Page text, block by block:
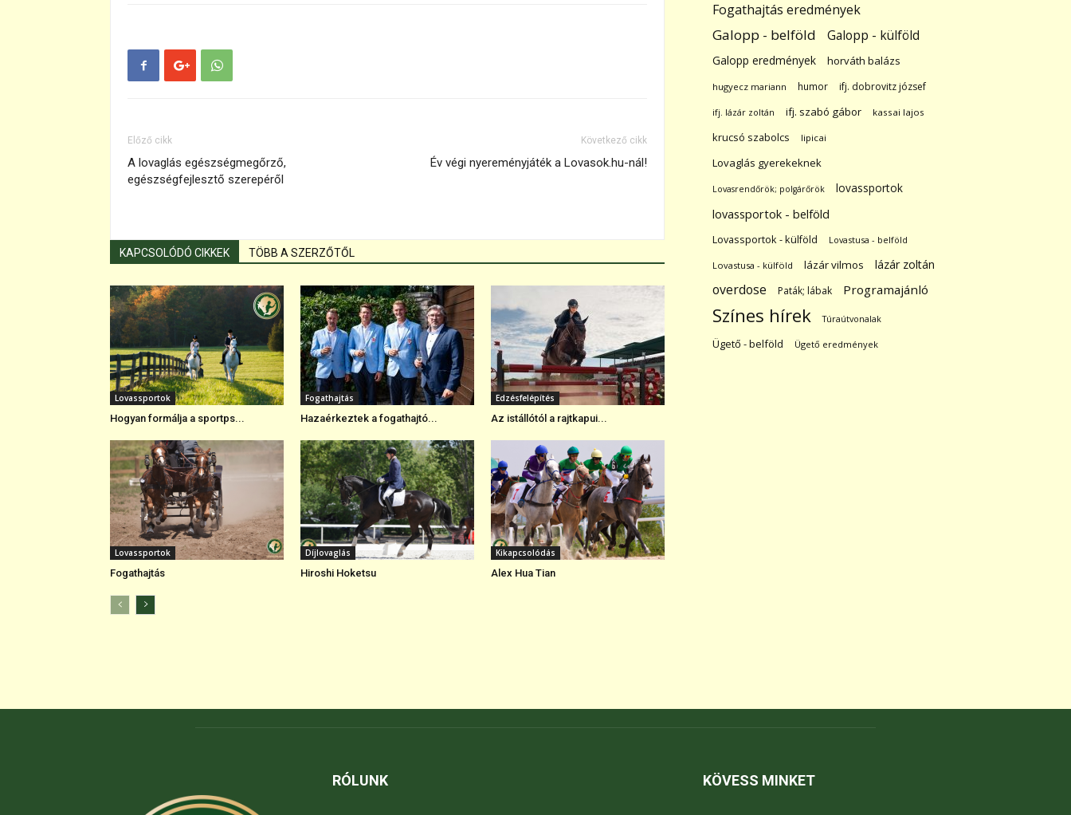
Előző cikk
A lovaglás egészségmegőrző,
egészségfejlesztő szerepéről
Következő cikk
Év végi nyereményjáték a Lovasok.hu-nál!
KAPCSOLÓDÓ CIKKEK TÖBB A SZERZŐTŐL
Lovassportok
Hogyan formálja a sportps...
Fogathajtás
Hazaérkeztek a fogathajtó...
Edzésfelépítés
Az istállótól a rajtkapui...
Lovassportok
Fogathajtás
Díjlovaglás
Hiroshi Hoketsu
Kikapcsolódás
Alex Hua Tian
Fogathajtás eredmények
Galopp - belföld Galopp - külföld
Galopp eredmények horváth balázs
hugyecz mariann humor ifj. dobrovitz józsef
ifj. lázár zoltán ifj. szabó gábor kassai lajos
krucsó szabolcs lipicai
Lovaglás gyerekeknek
Lovasrendőrök; polgárőrök
lovassportok
lovassportok - belföld
Lovassportok - külföld Lovastusa - belföld
Lovastusa - külföld lázár vilmos lázár zoltán
overdose Paták; lábak Programajánló
Színes hírek Túraútvonalak
Ügető - belföld Ügető eredmények
RÓLUNK KÖVESS MINKET